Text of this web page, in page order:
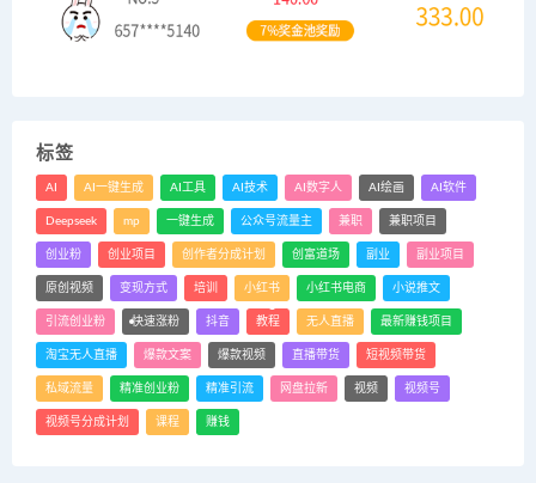
标签
AI AI一键生成 AI工具 AI技术 AI数字人 AI绘画 AI软件
Deepseek mp 一键生成 公众号流量主 兼职 兼职项目
创业粉 创业项目 创作者分成计划 创富道场 副业 副业项目
原创视频 变现方式 培训 小红书 小红书电商 小说推文
引流创业粉 快速涨粉 抖音 教程 无人直播 最新赚钱项目
淘宝无人直播 爆款文案 爆款视频 直播带货 短视频带货
私域流量 精准创业粉 精准引流 网盘拉新 视频 视频号
视频号分成计划 课程 赚钱